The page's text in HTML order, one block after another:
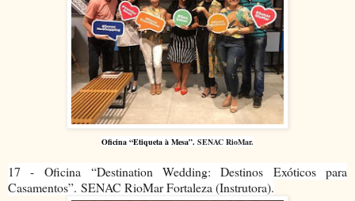
Oficina “Etiqueta à Mesa”. SENAC RioMar.
17 - Oficina “Destination Wedding: Destinos Exóticos para
Casamentos”. SENAC RioMar Fortaleza (Instrutora).